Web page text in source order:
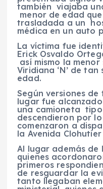
también viajaba
menor de edad
trasladada a un
médica en un auto
La víctima fue
Erick Osvaldo
así mismo la
Viridiana ‘N’ de
edad.
Según versiones
lugar fue
una camioneta
descendieron por
comenzaron a
la Avenida
Al lugar además de
quienes
primeros
de resguardar la
tanto llegaban